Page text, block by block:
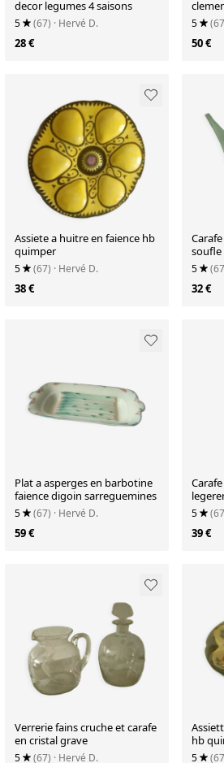
decor legumes 4 saisons
5 (67) · Hervé D.
28 €
5
50 €
Assiete a huitre en faience hb
quimper
5 (67) · Hervé D.
38 €
soufle
5
32 €
Plat a asperges en barbotine
faience digoin sarreguemines
5 (67) · Hervé D.
59 €
eme
5
39 €
Verrerie fains cruche et carafe
en cristal grave
5 (67) · Hervé D.
hb
5